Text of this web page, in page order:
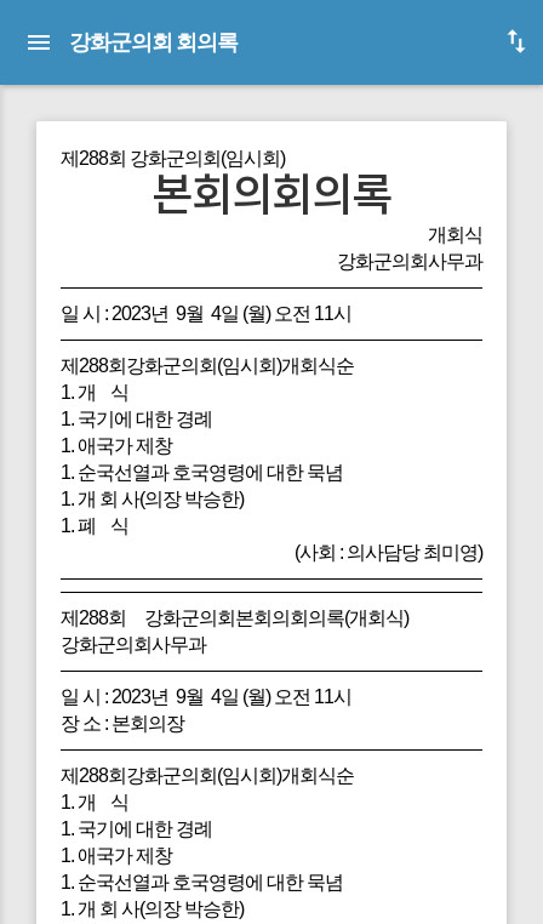
강화군의회 회의록
제288회 강화군의회(임시회)
본회의회의록
개회식
강화군의회사무과
일 시 : 2023년 9월 4일 (월) 오전 11시
제288회강화군의회(임시회)개회식순
1. 개 식
1. 국기에 대한 경례
1. 애국가 제창
1. 순국선열과 호국영령에 대한 묵념
1. 개 회 사(의장 박승한)
1. 폐 식
(사회 : 의사담당 최미영)
제288회 강화군의회본회의회의록(개회식)
강화군의회사무과
일 시 : 2023년 9월 4일 (월) 오전 11시
장 소 : 본회의장
제288회강화군의회(임시회)개회식순
1. 개 식
1. 국기에 대한 경례
1. 애국가 제창
1. 순국선열과 호국영령에 대한 묵념
1. 개 회 사(의장 박승한)